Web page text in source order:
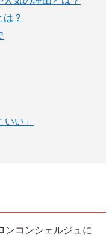
？
い」
ンコンシェルジュに